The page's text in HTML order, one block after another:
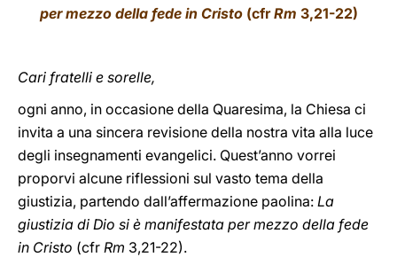
per mezzo della fede in Cristo (cfrRm 3,21-22)
Cari fratelli e sorelle,
ogni anno, in occasione della Quaresima, la Chiesa ci
invita a una sincera revisione della nostra vita alla luce
degli insegnamenti evangelici. Quest’anno vorrei
proporvi alcune riflessioni sul vasto tema della
giustizia, partendo dall’affermazione paolina: La
giustizia di Dio si è manifestata per mezzo della fede
in Cristo (cfr Rm 3,21-22).